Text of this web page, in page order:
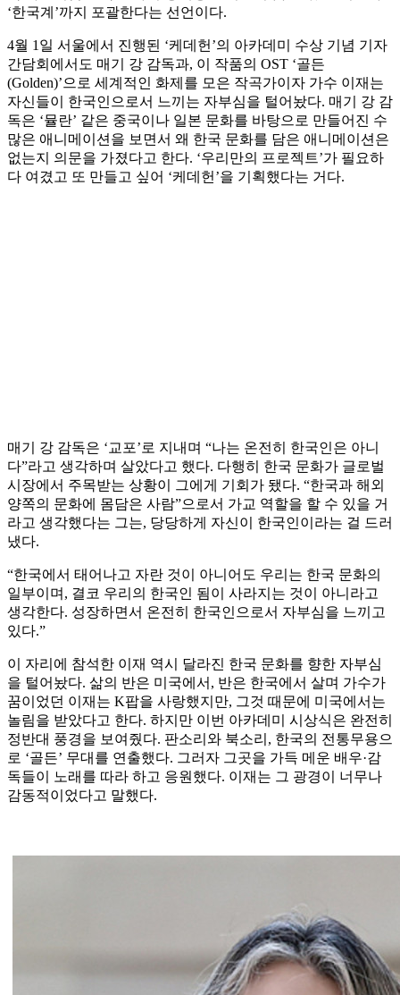
‘한국계’까지 포괄한다는 선언이다.
4월 1일 서울에서 진행된 ‘케데헌’의 아카데미 수상 기념 기자
간담회에서도 매기 강 감독과, 이 작품의 OST ‘골든
(Golden)’으로 세계적인 화제를 모은 작곡가이자 가수 이재는
자신들이 한국인으로서 느끼는 자부심을 털어놨다. 매기 강 감
독은 ‘뮬란’ 같은 중국이나 일본 문화를 바탕으로 만들어진 수
많은 애니메이션을 보면서 왜 한국 문화를 담은 애니메이션은
없는지 의문을 가졌다고 한다. ‘우리만의 프로젝트’가 필요하
다 여겼고 또 만들고 싶어 ‘케데헌’을 기획했다는 거다.
매기 강 감독은 ‘교포’로 지내며 “나는 온전히 한국인은 아니
다”라고 생각하며 살았다고 했다. 다행히 한국 문화가 글로벌
시장에서 주목받는 상황이 그에게 기회가 됐다. “한국과 해외
양쪽의 문화에 몸담은 사람”으로서 가교 역할을 할 수 있을 거
라고 생각했다는 그는, 당당하게 자신이 한국인이라는 걸 드러
냈다.
“한국에서 태어나고 자란 것이 아니어도 우리는 한국 문화의
일부이며, 결코 우리의 한국인 됨이 사라지는 것이 아니라고
생각한다. 성장하면서 온전히 한국인으로서 자부심을 느끼고
있다.”
이 자리에 참석한 이재 역시 달라진 한국 문화를 향한 자부심
을 털어놨다. 삶의 반은 미국에서, 반은 한국에서 살며 가수가
꿈이었던 이재는 K팝을 사랑했지만, 그것 때문에 미국에서는
놀림을 받았다고 한다. 하지만 이번 아카데미 시상식은 완전히
정반대 풍경을 보여줬다. 판소리와 북소리, 한국의 전통무용으
로 ‘골든’ 무대를 연출했다. 그러자 그곳을 가득 메운 배우·감
독들이 노래를 따라 하고 응원했다. 이재는 그 광경이 너무나
감동적이었다고 말했다.